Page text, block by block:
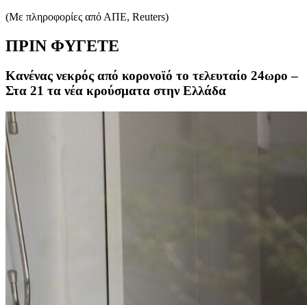
(Με πληροφορίες από ΑΠΕ, Reuters)
ΠΡΙΝ ΦΥΓΕΤΕ
Κανένας νεκρός από κορονοϊό το τελευταίο 24ωρο –
Στα 21 τα νέα κρούσματα στην Ελλάδα